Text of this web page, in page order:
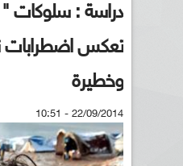
دراسة : سلوكات "
تعكس اضطرابات
وخطيرة
22/09/2014 - 10:51